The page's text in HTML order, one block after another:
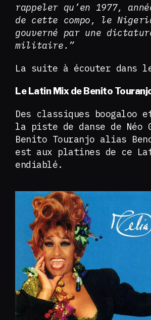
rappeler qu’en 1977,
de cette compo, le
gouverné par une
militaire.”
La suite à écouter dans
Le Latin Mix de Benito
Des classiques boogaloo
la piste de danse de Néo
Benito Touranjo alias
est aux platines de ce
endiablé.